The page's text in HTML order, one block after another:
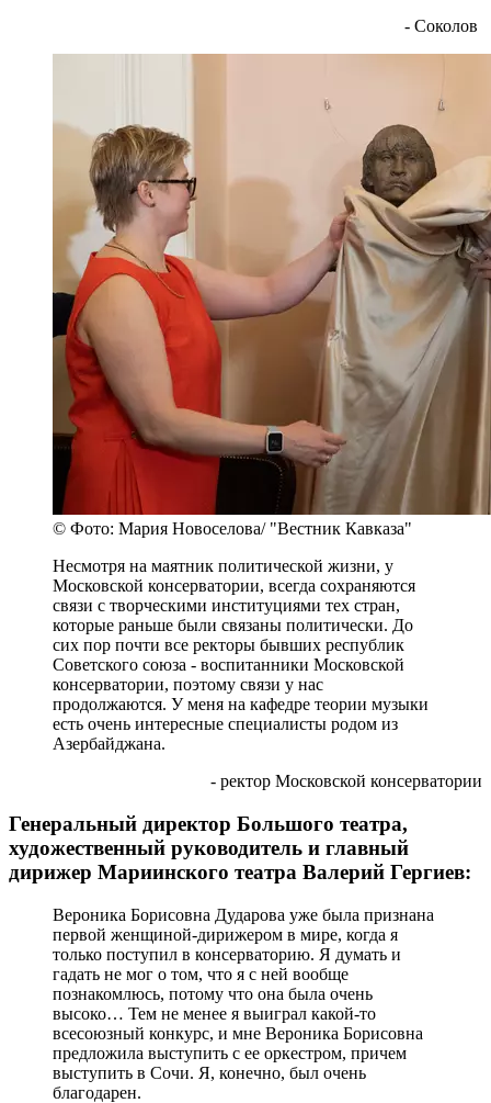
- Соколов
© Фото: Мария Новоселова/ "Вестник Кавказа"
Несмотря на маятник политической жизни, у
Московской консерватории, всегда сохраняются
связи с творческими институциями тех стран,
которые раньше были связаны политически. До
сих пор почти все ректоры бывших республик
Советского союза - воспитанники Московской
консерватории, поэтому связи у нас
продолжаются. У меня на кафедре теории музыки
есть очень интересные специалисты родом из
Азербайджана.
- ректор Московской консерватории
Генеральный директор Большого театра,
художественный руководитель и главный
дирижер Мариинского театра Валерий Гергиев:
Вероника Борисовна Дударова уже была признана
первой женщиной-дирижером в мире, когда я
только поступил в консерваторию. Я думать и
гадать не мог о том, что я с ней вообще
познакомлюсь, потому что она была очень
высоко… Тем не менее я выиграл какой-то
всесоюзный конкурс, и мне Вероника Борисовна
предложила выступить с ее оркестром, причем
выступить в Сочи. Я, конечно, был очень
благодарен.